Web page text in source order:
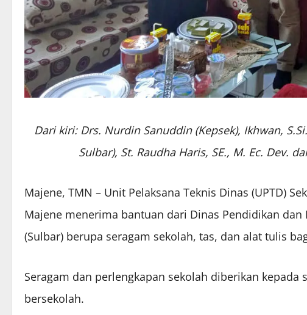
Dari kiri: Drs. Nurdin Sanuddin (Kepsek), Ikhwan,
Sulbar), St. Raudha Haris, SE., M. Ec. Dev.
Majene, TMN – Unit Pelaksana Teknis Dinas (UPTD)
Majene menerima bantuan dari Dinas Pendidikan dan
(Sulbar) berupa seragam sekolah, tas, dan alat tulis
Seragam dan perlengkapan sekolah diberikan kepada
bersekolah.